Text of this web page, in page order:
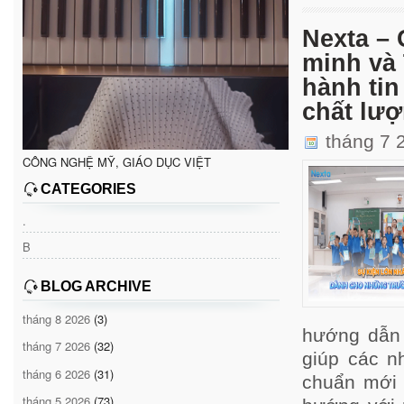
CÔNG NGHỆ MỸ, GIÁO DỤC VIỆT
CATEGORIES
.
B
BLOG ARCHIVE
tháng 8 2026 (3)
tháng 7 2026 (32)
tháng 6 2026 (31)
Nexta –
minh
hành
chất
tháng 7
hướng
giúp các
chuẩn